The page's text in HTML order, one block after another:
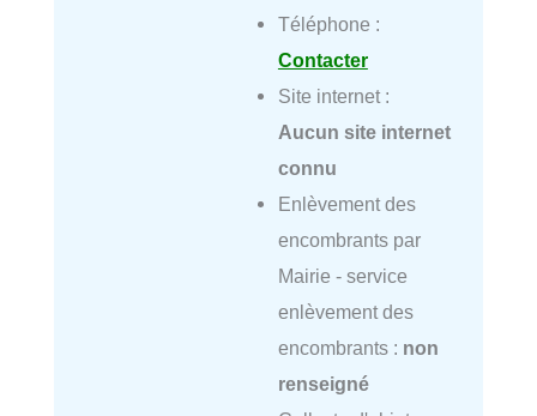
Téléphone :
Contacter
Site internet :
Aucun site internet
connu
Enlèvement des
encombrants par
Mairie - service
enlèvement des
encombrants : non
renseigné